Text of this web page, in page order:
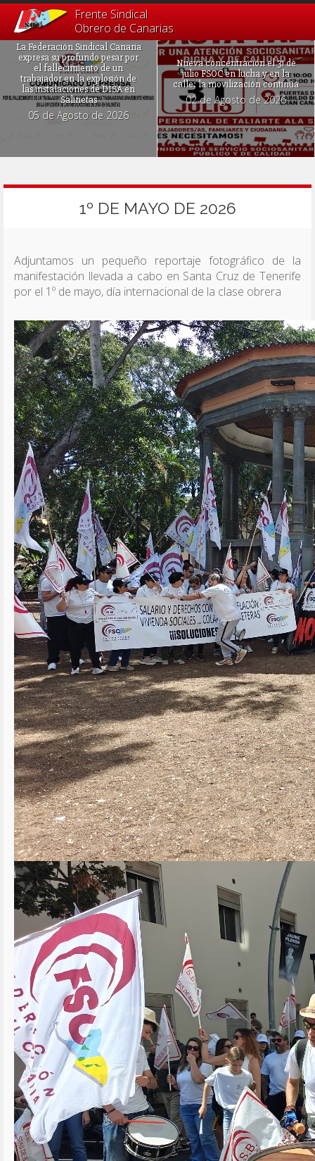
Frente Sindical
Obrero de Canarias
La Federación Sindical Canaria
expresa su profundo pesar por
el fallecimiento de un
trabajador en la explosión de
las instalaciones de DISA en
Salinetas
05 de Agosto de 2026
Nueva concentración el 31 de
julio FSOC en lucha y en la
calle: la movilización continúa
02 de Agosto de 2026
1º DE MAYO DE 2026
Adjuntamos un pequeño reportaje fotográfico de la
manifestación llevada a cabo en Santa Cruz de Tenerife
por el 1º de mayo, día internacional de la clase obrera